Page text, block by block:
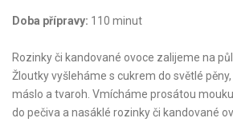
Doba přípravy: 110 minut
Rozinky či kandované ovoce zalijeme na
Žloutky vyšleháme s cukrem do světlé
máslo a tvaroh. Vmícháme prosátou
do pečiva a nasáklé rozinky či kandované